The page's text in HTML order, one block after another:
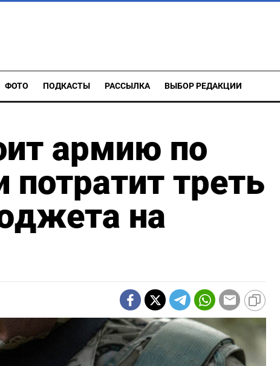
ФОТО ПОДКАСТЫ РАССЫЛКА ВЫБОР РЕДАКЦИИ
армию по
треть
на